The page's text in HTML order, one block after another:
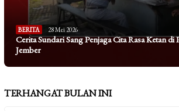
BERITA 28 Mei 2026
Cerita Sundari Sang Penjaga Cita Rasa Ketan
Jember
TERHANGAT BULAN INI